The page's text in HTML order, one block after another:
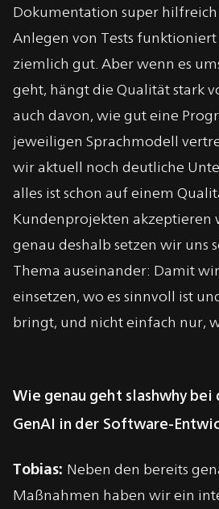
Dokumentation super hilfreich
Anlegen von Tests
ziemlich gut. Aber wenn es
geht, hängt die Qualität stark
auch davon, wie gut eine
jeweiligen Sprachmodell
wir aktuell noch deutliche
alles ist schon auf einem
Kundenprojekten akzeptieren
genau deshalb setzen wir uns
Thema auseinander: Damit
einsetzen, wo es sinnvoll ist
bringt, und nicht einfach nur,
Wie genau geht slashwhy bei
GenAI in der Software-
Tobias: Neben den bereits
Maßnahmen haben wir ein